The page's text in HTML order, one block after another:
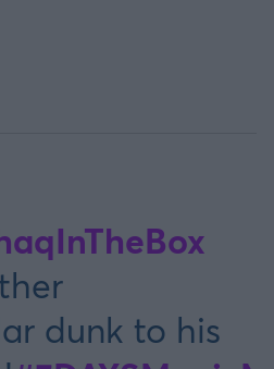
dunk to his